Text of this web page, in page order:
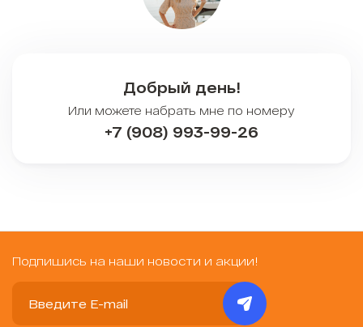
Добрый день!
Или можете набрать мне по номеру
+7 (908) 993-99-26
Подпишись на наши новости и акции!